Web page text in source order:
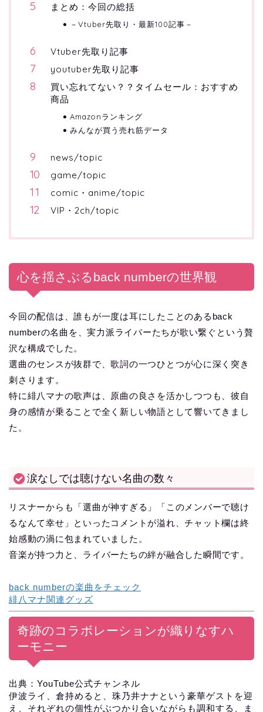
まとめ：今回の総括
－Vtuber先取り・最新100記事－
Vtuber先取り記事
youtuber先取り記事
買い忘れてない？？タイムセール：おすすめ
商品
Amazonランキング
みんなが買う売れ筋データ
news/topic
game/topic
comic・anime/topic
VIP・2ch/topic
心を揺さぶるback numberの世界観
今回の配信は、誰もが一度は耳にしたことのあるback
numberの名曲を、実力派ライバーたちが歌い繋ぐという贅
沢な構成でした。
選曲のセンスが抜群で、歌詞の一つひとつが心に深く突き
刺さります。
特に緋八マナの歌声は、原曲の良さを活かしつつも、彼自
身の感情が乗ることで全く新しい物語として響いてきまし
た。
涙なしでは聴けない名曲の数々
リスナーからも「選曲が神すぎる」「このメンバーで聴け
るなんて幸せ」といったコメントが溢れ、チャット欄は終
始感動の渦に包まれていました。
音楽が持つ力と、ライバーたちの絆が融合した瞬間です。
back numberの楽曲をチェック
緋八マナ関連グッズ
奇跡のコラボレーションが織りなすハ
ーモニー
出典：YouTube公式チャンネル
伊波ライ、倉持めると、珠乃井ナナという豪華ゲストを迎
え、それぞれの個性がぶつかり合いながらも調和する、ま